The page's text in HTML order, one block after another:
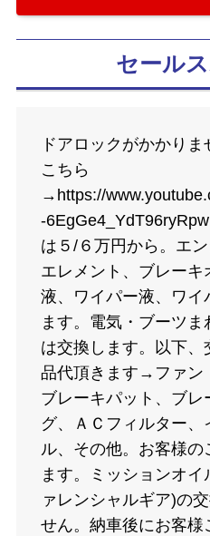
セール
ドアロックがかかり
こちら
→https://
-
は５/６万円から。エ
エレメント、ブレーキ
液、ワイパー液、ワイ
ます。電気・ブーツ
は交換します。以下、
品代頂きます→ファン
ブレーキパット、ブレ
グ、ＡＣフィルター、
ル、その他。お客様の
ます。ミッションオ
ァレンシャルギア)の
せん。納車後にお客様